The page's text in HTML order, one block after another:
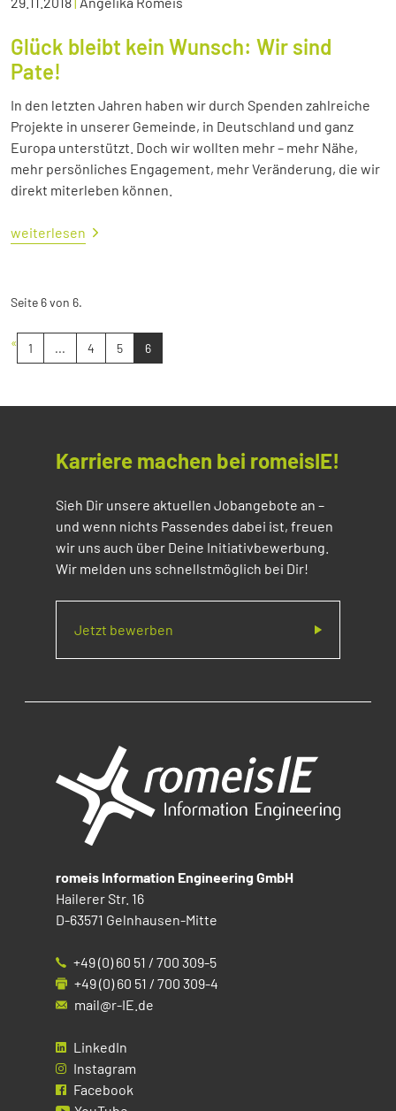
Glück bleibt kein Wunsch: Wir sind
Pate!
In den letzten Jahren haben wir durch Spenden zahlreiche
Projekte in unserer Gemeinde, in Deutschland und ganz
Europa unterstützt. Doch wir wollten mehr – mehr Nähe,
mehr persönliches Engagement, mehr Veränderung, die wir
direkt miterleben können.
weiterlesen
Seite 6 von 6.
« 1 ... 4 5 6
Karriere machen bei romeisIE!
Sieh Dir unsere aktuellen Jobangebote an –
und wenn nichts Passendes dabei ist, freuen
wir uns auch über Deine Initiativbewerbung.
Wir melden uns schnellstmöglich bei Dir!
Jetzt bewerben
romeis Information Engineering GmbH
Hailerer Str. 16
D-63571 Gelnhausen-Mitte
+49 (0) 60 51 / 700 309-5
+49 (0) 60 51 / 700 309-4
mail@r-IE.de
LinkedIn
Instagram
Facebook